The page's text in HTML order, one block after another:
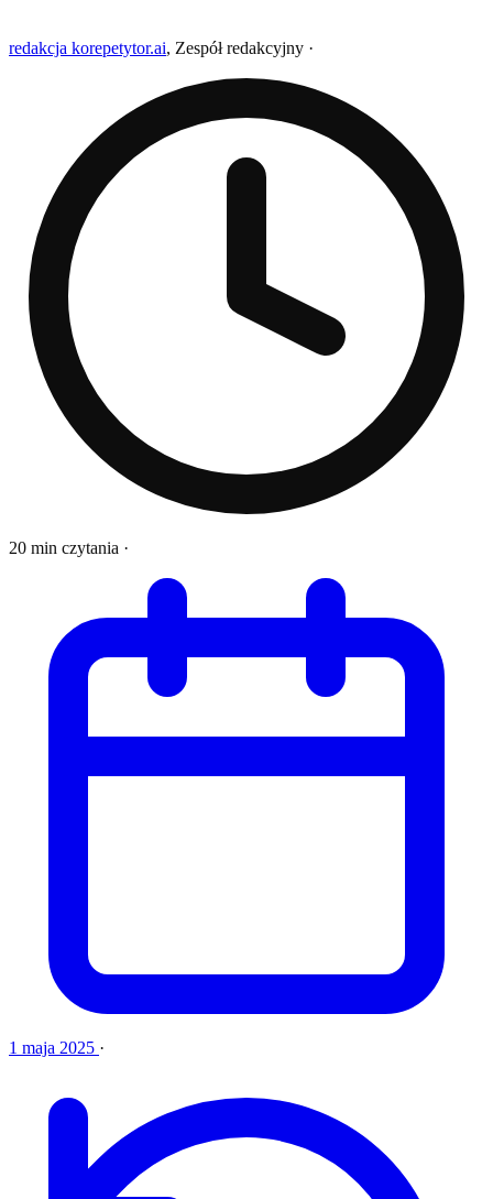
redakcja korepetytor.ai, Zespół redakcyjny ·
20 min czytania ·
1 maja 2025 ·